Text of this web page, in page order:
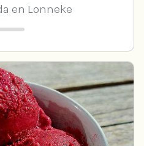
en Lonneke